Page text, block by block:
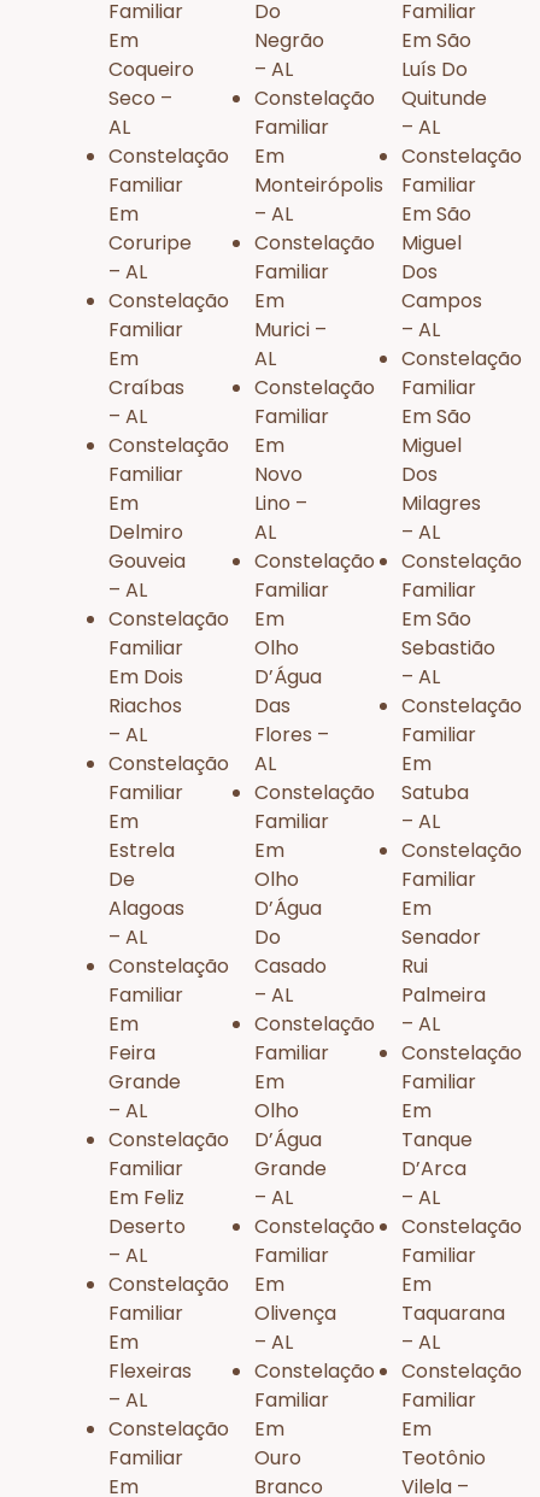
Familiar
Em
Coqueiro
Seco –
AL
Constelação
Familiar
Em
Coruripe
– AL
Constelação
Familiar
Em
Craíbas
– AL
Constelação
Familiar
Em
Delmiro
Gouveia
– AL
Constelação
Familiar
Em Dois
Riachos
– AL
Constelação
Familiar
Em
Estrela
De
Alagoas
– AL
Constelação
Familiar
Em
Feira
Grande
– AL
Constelação
Familiar
Em Feliz
Deserto
– AL
Constelação
Familiar
Em
Flexeiras
– AL
Constelação
Familiar
Em
Do
Negrão
– AL
Constelação
Familiar
Em
Monteirópolis
– AL
Constelação
Familiar
Em
Murici –
AL
Constelação
Familiar
Em
Novo
Lino –
AL
Constelação
Familiar
Em
Olho
D’Água
Das
Flores –
AL
Constelação
Familiar
Em
Olho
D’Água
Do
Casado
– AL
Constelação
Familiar
Em
Olho
D’Água
Grande
– AL
Constelação
Familiar
Em
Olivença
– AL
Constelação
Familiar
Em
Ouro
Branco
Familiar
Em São
Luís Do
Quitunde
– AL
Constelação
Familiar
Em São
Miguel
Dos
Campos
– AL
Constelação
Familiar
Em São
Miguel
Dos
Milagres
– AL
Constelação
Familiar
Em São
Sebastião
– AL
Constelação
Familiar
Em
Satuba
– AL
Constelação
Familiar
Em
Senador
Rui
Palmeira
– AL
Constelação
Familiar
Em
Tanque
D’Arca
– AL
Constelação
Familiar
Em
Taquarana
– AL
Constelação
Familiar
Em
Teotônio
Vilela –